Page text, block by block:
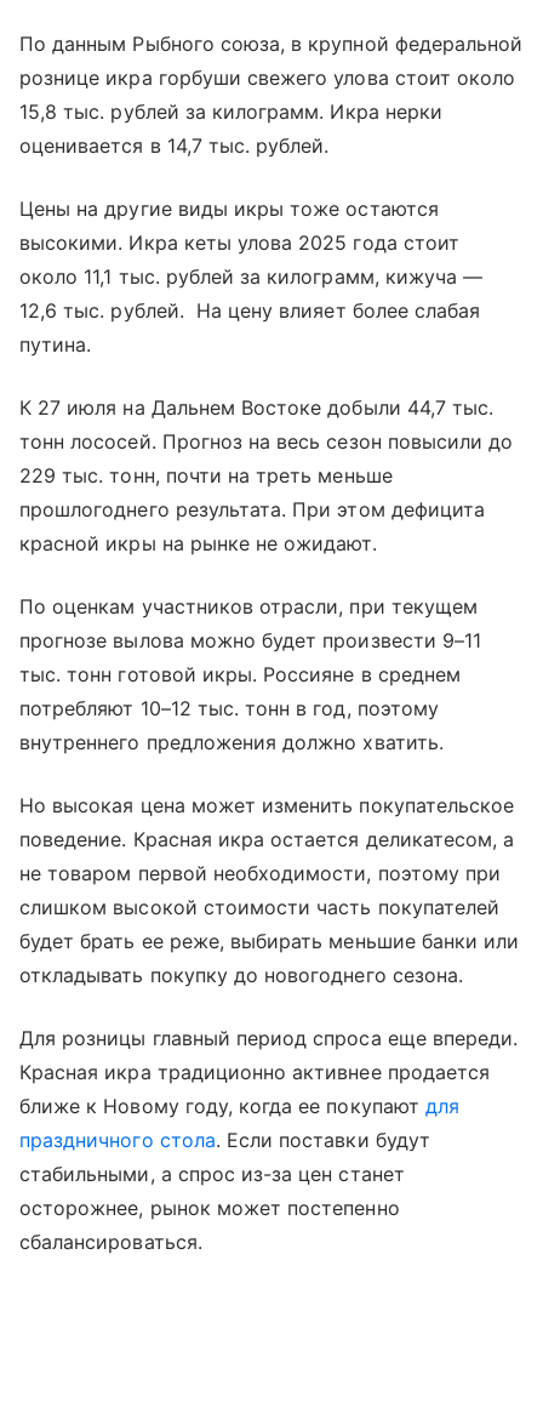
По данным Рыбного союза, в крупной федеральной
рознице икра горбуши свежего улова стоит около
15,8 тыс. рублей за килограмм. Икра нерки
оценивается в 14,7 тыс. рублей.
Цены на другие виды икры тоже остаются
высокими. Икра кеты улова 2025 года стоит
около 11,1 тыс. рублей за килограмм, кижуча —
12,6 тыс. рублей. На цену влияет более слабая
путина.
К 27 июля на Дальнем Востоке добыли 44,7 тыс.
тонн лососей. Прогноз на весь сезон повысили до
229 тыс. тонн, почти на треть меньше
прошлогоднего результата. При этом дефицита
красной икры на рынке не ожидают.
По оценкам участников отрасли, при текущем
прогнозе вылова можно будет произвести 9–11
тыс. тонн готовой икры. Россияне в среднем
потребляют 10–12 тыс. тонн в год, поэтому
внутреннего предложения должно хватить.
Но высокая цена может изменить покупательское
поведение. Красная икра остается деликатесом, а
не товаром первой необходимости, поэтому при
слишком высокой стоимости часть покупателей
будет брать ее реже, выбирать меньшие банки или
откладывать покупку до новогоднего сезона.
Для розницы главный период спроса еще впереди.
Красная икра традиционно активнее продается
ближе к Новому году, когда ее покупают для
праздничного стола. Если поставки будут
стабильными, а спрос из-за цен станет
осторожнее, рынок может постепенно
сбалансироваться.